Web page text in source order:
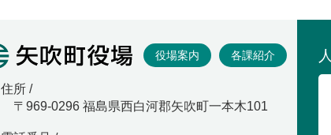
矢吹町役場
役場案内 各課紹介
住所 /
〒969-0296 福島県西白河郡矢吹町一本木101